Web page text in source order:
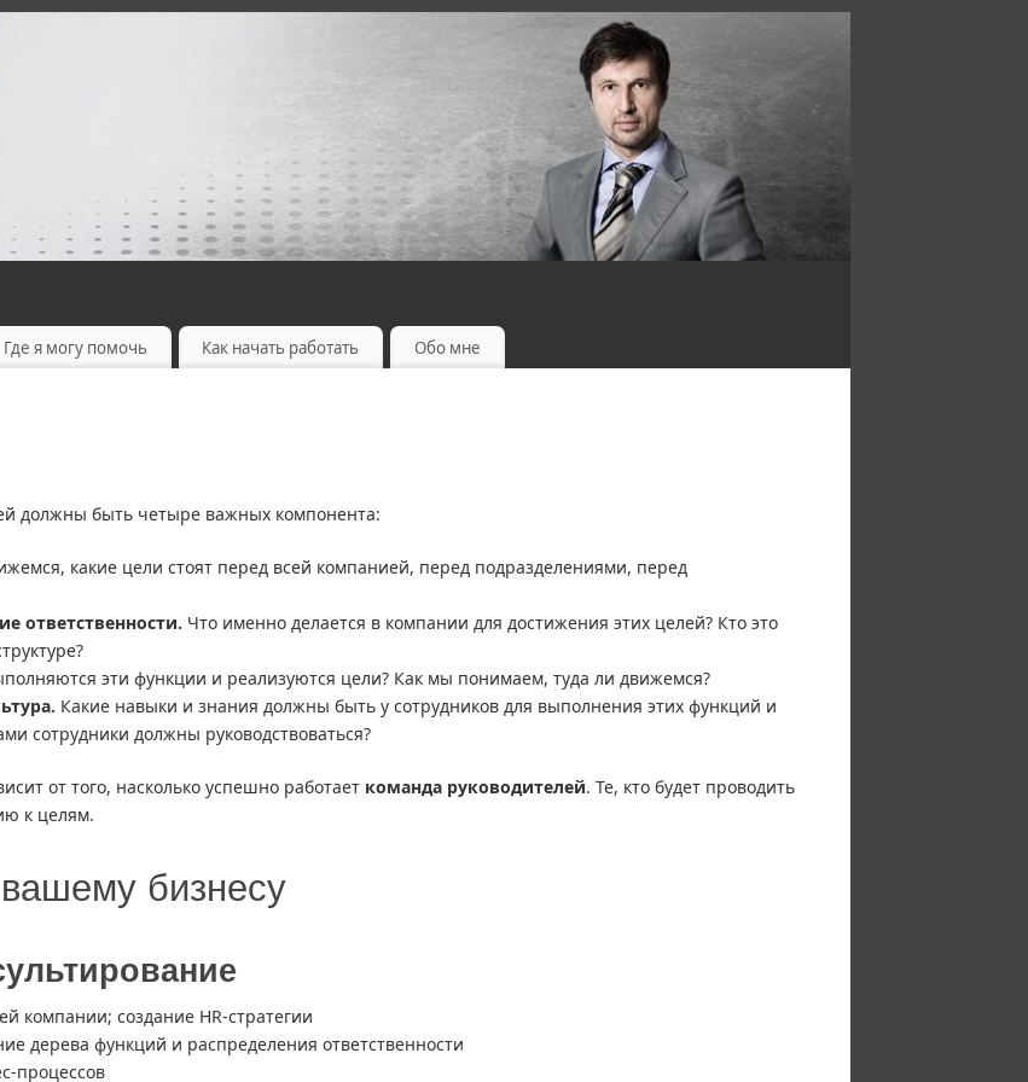
Где я могу помочь Как начать работать Обо мне
должны быть четыре важных компонента:
какие цели стоят перед всей компанией, перед подразделениями, перед
ответственности. Что именно делается в компании для достижения этих целей? Кто это
эти функции и реализуются цели? Как мы понимаем, туда ли движемся?
Какие навыки и знания должны быть у сотрудников для выполнения этих функций и
сотрудники должны руководствоваться?
от того, насколько успешно работает команда руководителей. Те, кто будет проводить
к целям.
бизнесу
компании; создание HR-стратегии
дерева функций и распределения ответственности
процессов